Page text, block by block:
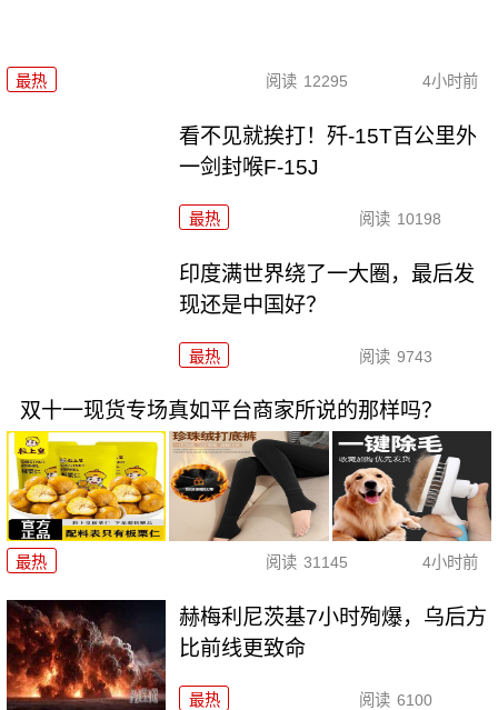
最热 阅读 12295 4小时前
看不见就挨打！歼-15T百公里外
一剑封喉F-15J
最热 阅读 10198
印度满世界绕了一大圈，最后发
现还是中国好？
最热 阅读 9743
双十一现货专场真如平台商家所说的那样吗？
最热 阅读 31145 4小时前
赫梅利尼茨基7小时殉爆，乌后方
比前线更致命
最热 阅读 6100